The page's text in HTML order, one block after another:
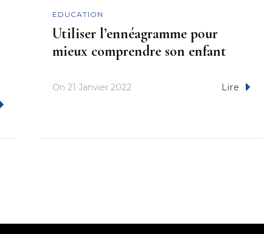
EDUCATION
Utiliser l’ennéagramme pour
mieux comprendre son enfant
On 21 Janvier 2022 Lire